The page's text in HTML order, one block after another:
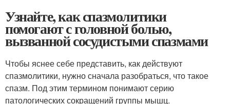
Узнайте, как спазмолитики
помогают с головной болью,
вызванной сосудистыми спазмами
Чтобы яснее себе представить, как действуют
спазмолитики, нужно сначала разобраться, что такое
спазм. Под этим термином понимают серию
патологических сокращений группы мышц.